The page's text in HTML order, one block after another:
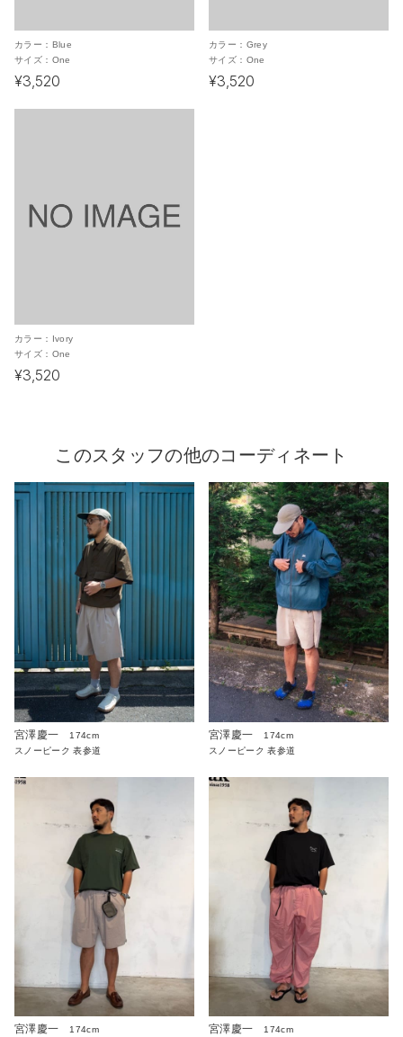
カラー： Blue
サイズ： One
¥3,520
カラー： Grey
サイズ： One
¥3,520
カラー： Ivory
サイズ： One
¥3,520
このスタッフの他のコーディネート
宮澤慶一
174cm
スノーピーク 表参道
宮澤慶一
174cm
スノーピーク 表参道
宮澤慶一
174cm
宮澤慶一
174cm